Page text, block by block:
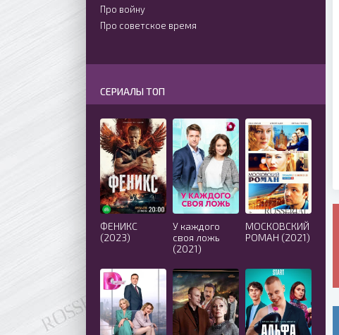
Про войну
Про советское время
СЕРИАЛЫ ТОП
ФЕНИКС
(2023)
У каждого
своя ложь
(2021)
МОСКОВСКИЙ
РОМАН (2021)